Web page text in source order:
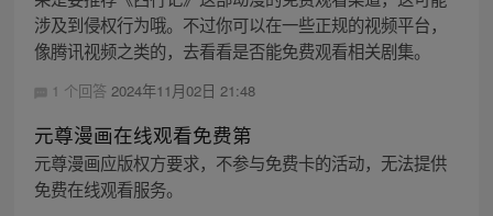
涉及到侵权行为哦。不过你可以在一些正规的视频平台，
像腾讯视频之类的，去看看是否能免费观看相关剧集。
1 个回答 2024年11月02日 21:48
元尊漫画在线观看免费第
元尊漫画应版权方要求，不参与免费卡的活动，无法提供
免费在线观看服务。